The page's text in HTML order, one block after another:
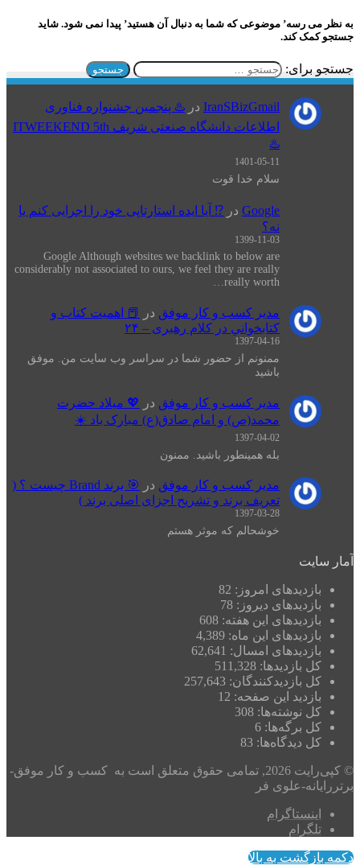
به نظر می رسه’ موضوعی که شما به دنبال آن هستید’ پیدا نمی شود. شاید
جستجو کمک کند.
جستجو برای:
IranSBizGmail در ♨️ پنجمین جشنواره فناوری
اطلاعات دانشگاه صنعتی شریف ITWEEKEND 5th
♨️
1401-05-11
سلام خدا قوت
Google در ⁉️ آیا ایده استارتاپی خود را اجرایی کنم یا
نه؟
1399-11-03
Google Although websites we backlink to below are
considerably not associated to ours, we feel they are really
really worth…
مدیر کسب و کار موفق در
📕 اهميت كتاب و
كتابخواني در كلام رهبری – ۲۴
1397-04-16
ممنونم از حضور شما در سراسر وب سایت من. موفق
باشید
مدیر کسب و کار موفق در
💖 میلاد حضرت
محمد(ص) و امام صادق(ع) مبارک باد ☀️
1397-04-02
بله همینطور باشید. ممنون
مدیر کسب و کار موفق در
🎯 برند Brand چیست ؟ (
تعریف برند و تشریح اجزای اصلی برند )
1397-03-28
خوشحالم که موثر هستم
آمار سایت
بازدیدهای امروز: 82
بازدیدهای دیروز: 78
بازدیدهای این هفته: 608
بازدیدهای این ماه: 4,389
بازدیدهای امسال: 62,641
کل بازدیدها: 511,328
کل بازدیدکنند‌گان: 257,643
بازدید این صفحه: 12
کل نوشته‌ها: 308
کل برگه‌ها: 6
کل دیدگاه‌ها: 83
© کپی‌رایت 2026, تمامی حقوق متعلق است به کسب و کار موفق-
برتررایانه-علوی فر
اینستاگرام
تلگرام
دکمه بازگشت به بالا